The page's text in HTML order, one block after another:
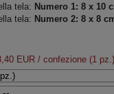
tela: Numero 1: 8 x 10
tela: Numero 2: 8 x 8
EUR / confezione (1 pz.)